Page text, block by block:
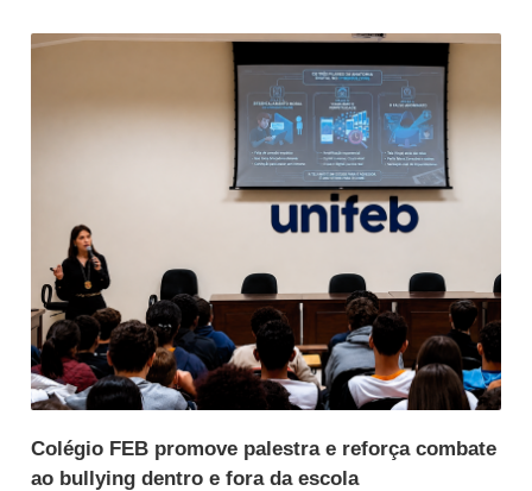
Colégio FEB promove palestra e reforça combate
ao bullying dentro e fora da escola